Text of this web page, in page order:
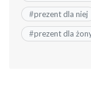
#prezent dla niej
#prezent dla